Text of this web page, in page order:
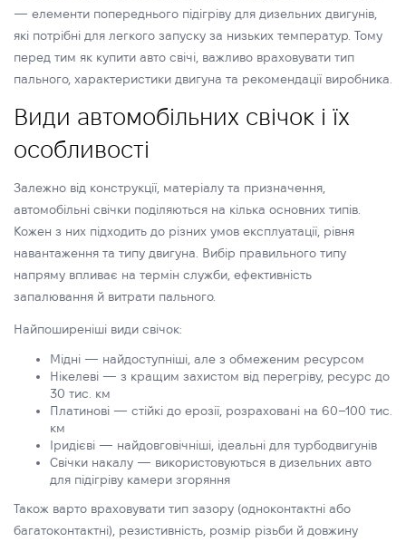
— елементи попереднього підігріву для дизельних двигунів,
які потрібні для легкого запуску за низьких температур. Тому
перед тим як купити авто свічі, важливо враховувати тип
пального, характеристики двигуна та рекомендації виробника.
Види автомобільних свічок і їх
особливості
Залежно від конструкції, матеріалу та призначення,
автомобільні свічки поділяються на кілька основних типів.
Кожен з них підходить до різних умов експлуатації, рівня
навантаження та типу двигуна. Вибір правильного типу
напряму впливає на термін служби, ефективність
запалювання й витрати пального.
Найпоширеніші види свічок:
Мідні — найдоступніші, але з обмеженим ресурсом
Нікелеві — з кращим захистом від перегріву, ресурс до
30 тис. км
Платинові — стійкі до ерозії, розраховані на 60–100 тис.
км
Іридієві — найдовговічніші, ідеальні для турбодвигунів
Свічки накалу — використовуються в дизельних авто
для підігріву камери згоряння
Також варто враховувати тип зазору (одноконтактні або
багатоконтактні), резистивність, розмір різьби й довжину